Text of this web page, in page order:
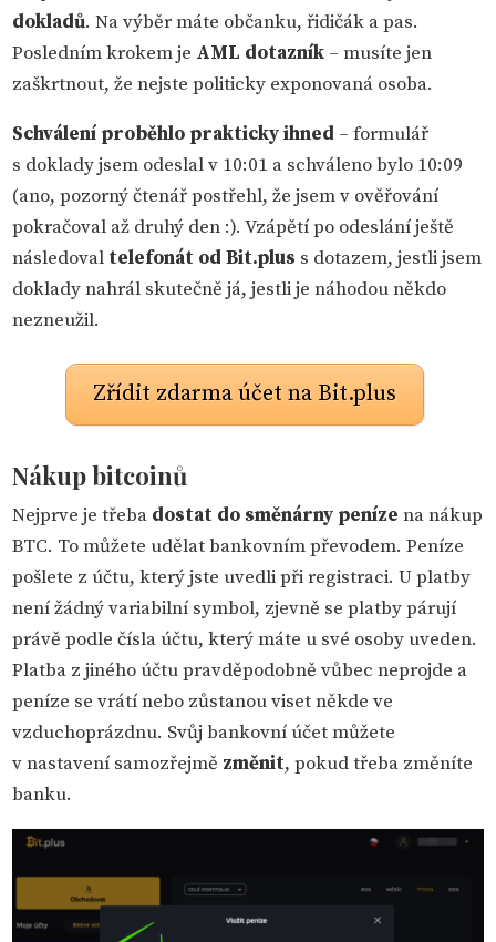
dokladů. Na výběr máte občanku, řidičák a pas.
Posledním krokem je AML dotazník – musíte jen
zaškrtnout, že nejste politicky exponovaná osoba.
Schválení proběhlo prakticky ihned – formulář
s doklady jsem odeslal v 10:01 a schváleno bylo 10:09
(ano, pozorný čtenář postřehl, že jsem v ověřování
pokračoval až druhý den :). Vzápětí po odeslání ještě
následoval telefonát od Bit.plus s dotazem, jestli jsem
doklady nahrál skutečně já, jestli je náhodou někdo
nezneužil.
Zřídit zdarma účet na Bit.plus
Nákup bitcoinů
Nejprve je třeba dostat do směnárny peníze na nákup
BTC. To můžete udělat bankovním převodem. Peníze
pošlete z účtu, který jste uvedli při registraci. U platby
není žádný variabilní symbol, zjevně se platby párují
právě podle čísla účtu, který máte u své osoby uveden.
Platba z jiného účtu pravděpodobně vůbec neprojde a
peníze se vrátí nebo zůstanou viset někde ve
vzduchoprázdnu. Svůj bankovní účet můžete
v nastavení samozřejmě změnit, pokud třeba změníte
banku.